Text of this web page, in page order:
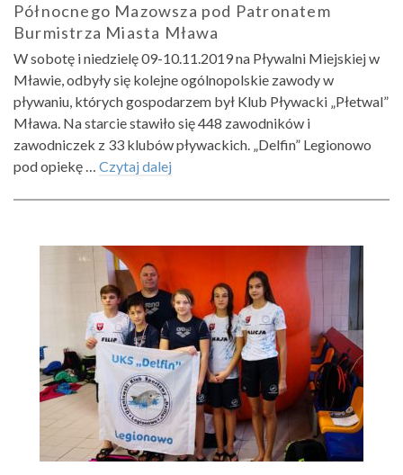
Północnego Mazowsza pod Patronatem
Burmistrza Miasta Mława
W sobotę i niedzielę 09-10.11.2019 na Pływalni Miejskiej w
Mławie, odbyły się kolejne ogólnopolskie zawody w
pływaniu, których gospodarzem był Klub Pływacki „Płetwal”
Mława. Na starcie stawiło się 448 zawodników i
zawodniczek z 33 klubów pływackich. „Delfin” Legionowo
pod opiekę … Czytaj dalej